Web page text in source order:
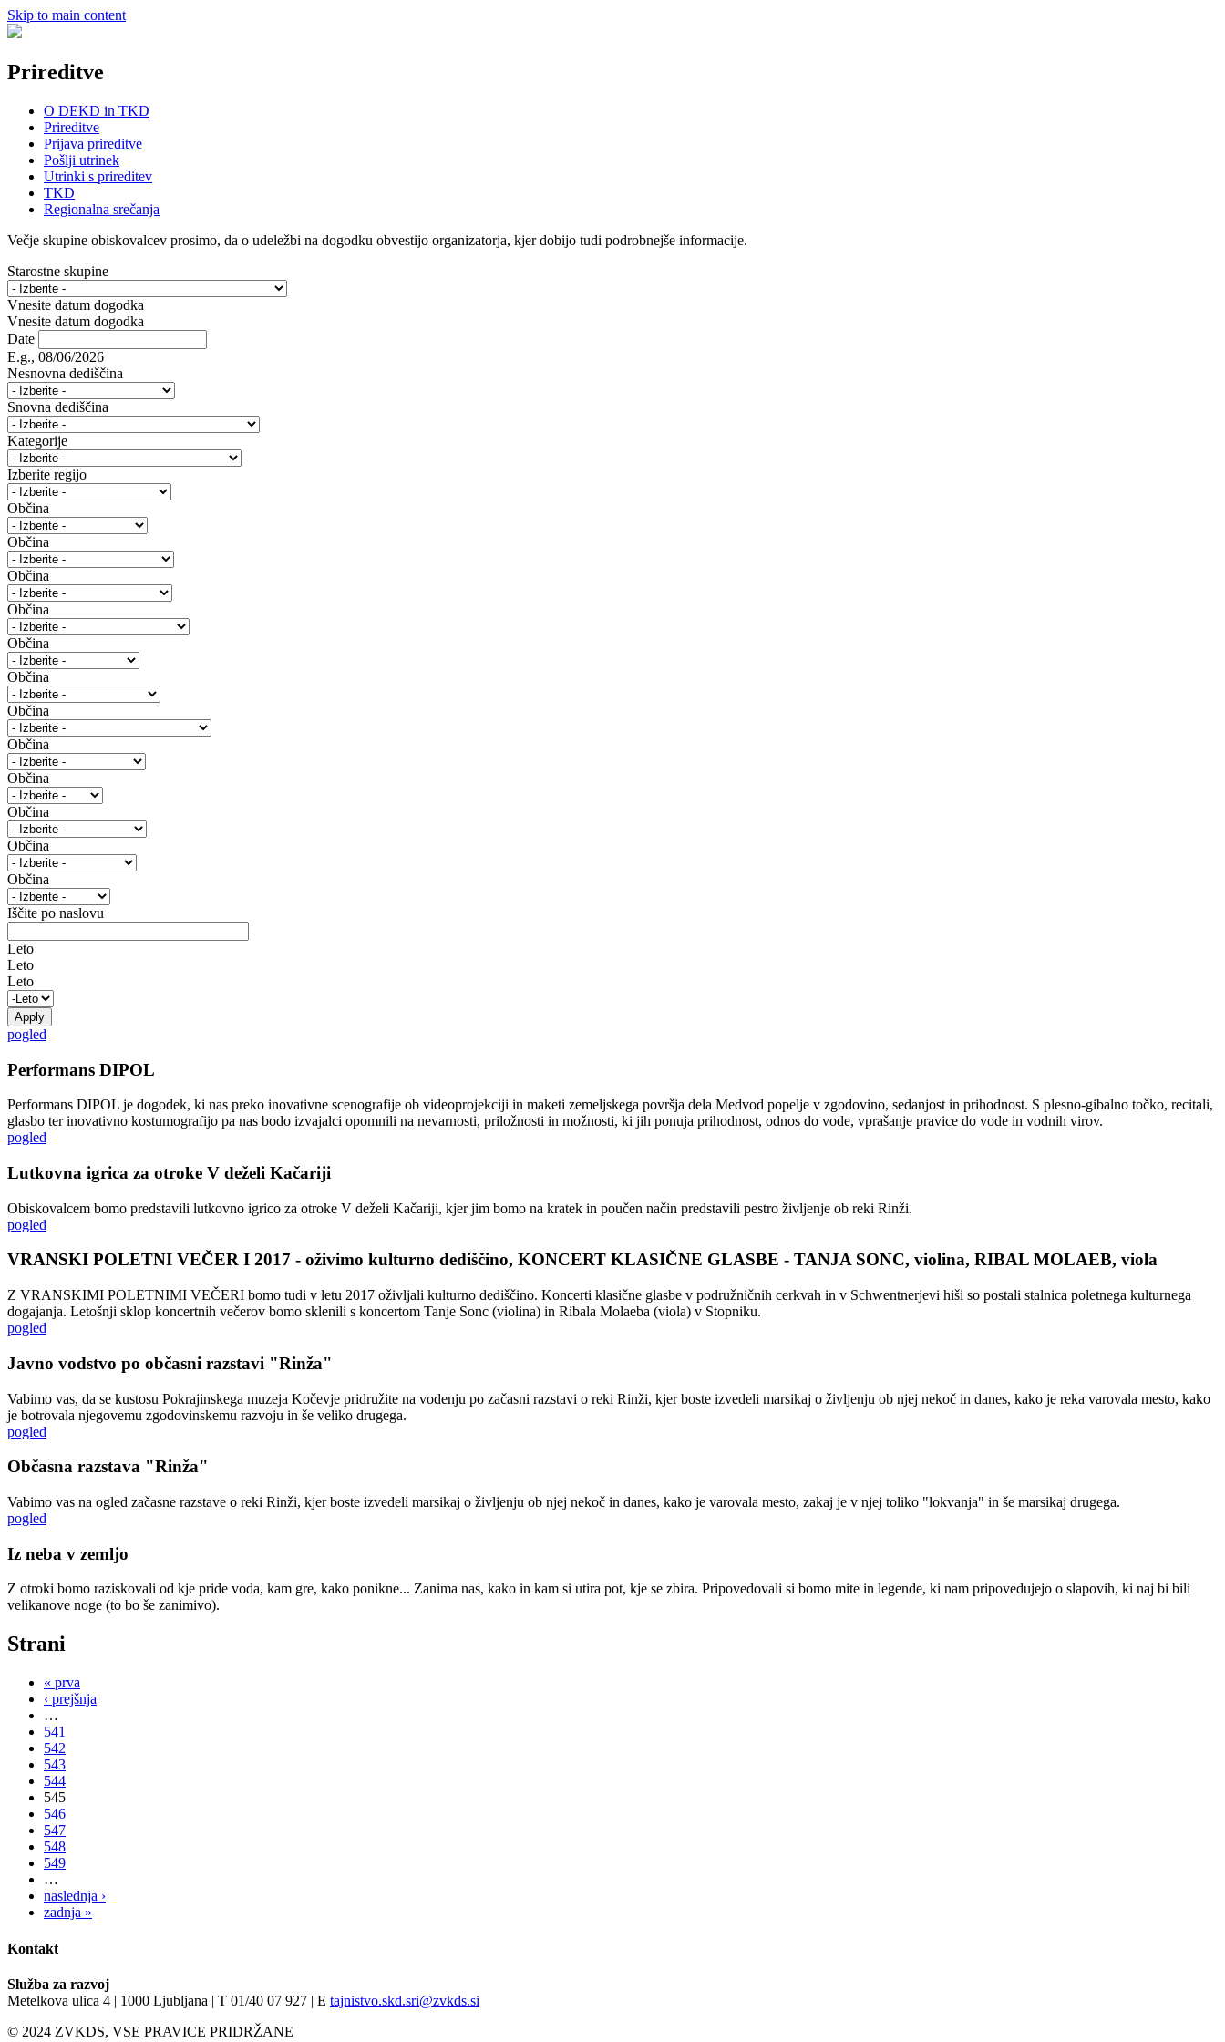
Skip to main content
Prireditve
O DEKD in TKD
Prireditve
Prijava prireditve
Pošlji utrinek
Utrinki s prireditev
TKD
Regionalna srečanja
Večje skupine obiskovalcev prosimo, da o udeležbi na dogodku obvestijo organizatorja, kjer dobijo tudi podrobnejše informacije.
Starostne skupine
Vnesite datum dogodka
Vnesite datum dogodka
Date
E.g., 08/06/2026
Nesnovna dediščina
Snovna dediščina
Kategorije
Izberite regijo
Občina
Občina
Občina
Občina
Občina
Občina
Občina
Občina
Občina
Občina
Občina
Občina
Iščite po naslovu
Leto
Leto
Leto
pogled
Performans DIPOL
Performans DIPOL je dogodek, ki nas preko inovativne scenografije ob videoprojekciji in maketi zemeljskega površja dela Medvod popelje v zgodovino, sedanjost in prihodnost. S plesno-gibalno točko, recitali,
glasbo ter inovativno kostumografijo pa nas bodo izvajalci opomnili na nevarnosti, priložnosti in možnosti, ki jih ponuja prihodnost, odnos do vode, vprašanje pravice do vode in vodnih virov.
pogled
Lutkovna igrica za otroke V deželi Kačariji
Obiskovalcem bomo predstavili lutkovno igrico za otroke V deželi Kačariji, kjer jim bomo na kratek in poučen način predstavili pestro življenje ob reki Rinži.
pogled
VRANSKI POLETNI VEČER I 2017 - oživimo kulturno dediščino, KONCERT KLASIČNE GLASBE - TANJA SONC, violina, RIBAL MOLAEB, viola
Z VRANSKIMI POLETNIMI VEČERI bomo tudi v letu 2017 oživljali kulturno dediščino. Koncerti klasične glasbe v podružničnih cerkvah in v Schwentnerjevi hiši so postali stalnica poletnega kulturnega
dogajanja. Letošnji sklop koncertnih večerov bomo sklenili s koncertom Tanje Sonc (violina) in Ribala Molaeba (viola) v Stopniku.
pogled
Javno vodstvo po občasni razstavi "Rinža"
Vabimo vas, da se kustosu Pokrajinskega muzeja Kočevje pridružite na vodenju po začasni razstavi o reki Rinži, kjer boste izvedeli marsikaj o življenju ob njej nekoč in danes, kako je reka varovala mesto, kako
je botrovala njegovemu zgodovinskemu razvoju in še veliko drugega.
pogled
Občasna razstava "Rinža"
Vabimo vas na ogled začasne razstave o reki Rinži, kjer boste izvedeli marsikaj o življenju ob njej nekoč in danes, kako je varovala mesto, zakaj je v njej toliko "lokvanja" in še marsikaj drugega.
pogled
Iz neba v zemljo
Z otroki bomo raziskovali od kje pride voda, kam gre, kako ponikne... Zanima nas, kako in kam si utira pot, kje se zbira. Pripovedovali si bomo mite in legende, ki nam pripovedujejo o slapovih, ki naj bi bili
velikanove noge (to bo še zanimivo).
Strani
« prva
‹ prejšnja
…
541
542
543
544
545
546
547
548
549
…
naslednja ›
zadnja »
Kontakt
Služba za razvoj
Metelkova ulica 4 | 1000 Ljubljana | T 01/40 07 927 | E tajnistvo.skd.sri@zvkds.si
© 2024 ZVKDS, VSE PRAVICE PRIDRŽANE